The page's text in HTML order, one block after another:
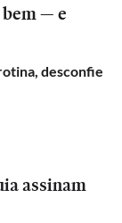
— e
desconfie
assinam